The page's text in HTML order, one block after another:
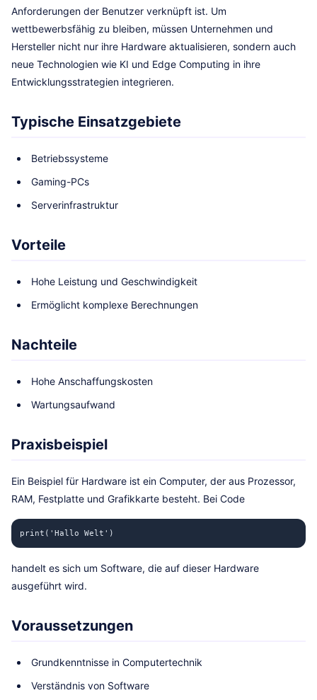
Anforderungen der Benutzer verknüpft ist. Um
wettbewerbsfähig zu bleiben, müssen Unternehmen und
Hersteller nicht nur ihre Hardware aktualisieren, sondern auch
neue Technologien wie KI und Edge Computing in ihre
Entwicklungsstrategien integrieren.
Typische Einsatzgebiete
Betriebssysteme
Gaming-PCs
Serverinfrastruktur
Vorteile
Hohe Leistung und Geschwindigkeit
Ermöglicht komplexe Berechnungen
Nachteile
Hohe Anschaffungskosten
Wartungsaufwand
Praxisbeispiel
Ein Beispiel für Hardware ist ein Computer, der aus Prozessor,
RAM, Festplatte und Grafikkarte besteht. Bei Code
print('Hallo Welt')
handelt es sich um Software, die auf dieser Hardware
ausgeführt wird.
Voraussetzungen
Grundkenntnisse in Computertechnik
Verständnis von Software